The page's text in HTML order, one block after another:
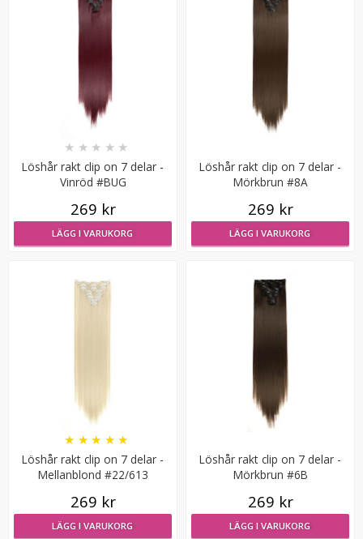
Syntetiskt löshår Gloriatråd lockigt - Kopparbrun #30J
★★ ★★
LÄGG I VARUKORG
#118 Röd - Hästsvans vågig rosett
Löshår rakt clip on 7 delar -
Vinröd #BUG
★ ★ ★ ★ ★
269 kr
LÄGG I VARUKORG
Löshår rakt clip on 7 delar -
Mörkbrun #8A
269 kr
LÄGG I VARUKORG
Löshår rakt clip on 7 delar -
Mellanblond #22/613
★ ★ ★ ★ ★
269 kr
LÄGG I VARUKORG
Löshår rakt clip on 7 delar -
Mörkbrun #6B
269 kr
LÄGG I VARUKORG